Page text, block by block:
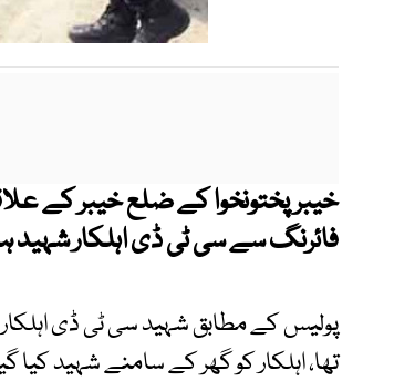
خیبرپختونخوا کے ضلع خیبر کے
فائرنگ سے سی ٹی ڈی اہلکار شہید
پولیس کے مطابق شہید سی ٹی ڈی اہلکار
تھا، اہلکار کو گھر کے سامنے شہید کیا